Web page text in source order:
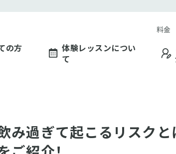
の方
体験レッスンについ
て
料金
み過ぎて起こるリスクと